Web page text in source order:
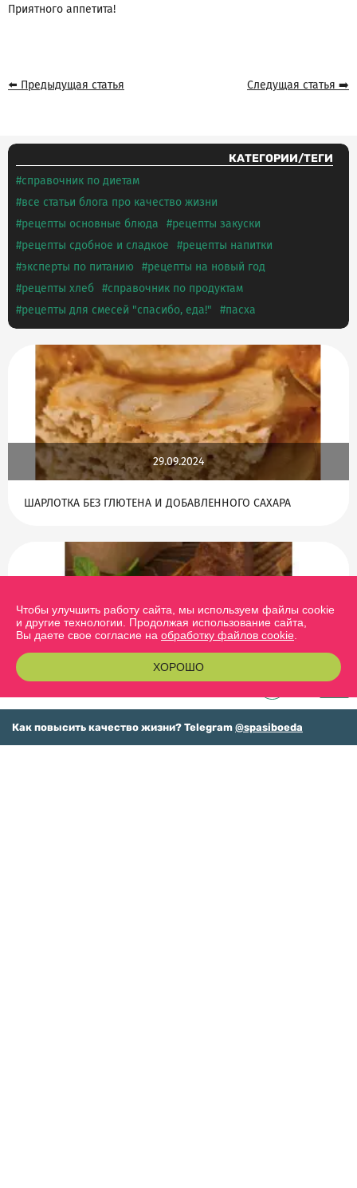
0
Как повысить качество жизни? Telegram @spasiboeda
Приятного аппетита!
⬅️ Предыдущая статья Следущая статья ➡️
КАТЕГОРИИ/ТЕГИ
справочник по диетам
все статьи блога про качество жизни
рецепты основные блюда
рецепты закуски
рецепты сдобное и сладкое
рецепты напитки
эксперты по питанию
рецепты на новый год
рецепты хлеб
справочник по продуктам
рецепты для смесей "спасибо, еда!"
пасха
29.09.2024
ШАРЛОТКА БЕЗ ГЛЮТЕНА И ДОБАВЛЕННОГО САХАРА
ИТАЛЬЯНСКИЕ БАГЕТЫ, БУЛОЧКИ И ПИРОЖКИ БЕЗ МУКИ:
РЕЦЕПТ
Чтобы улучшить работу сайта, мы используем файлы cookie
и другие технологии. Продолжая использование сайта,
Вы даете свое согласие на обработку файлов cookie
ХОРОШО